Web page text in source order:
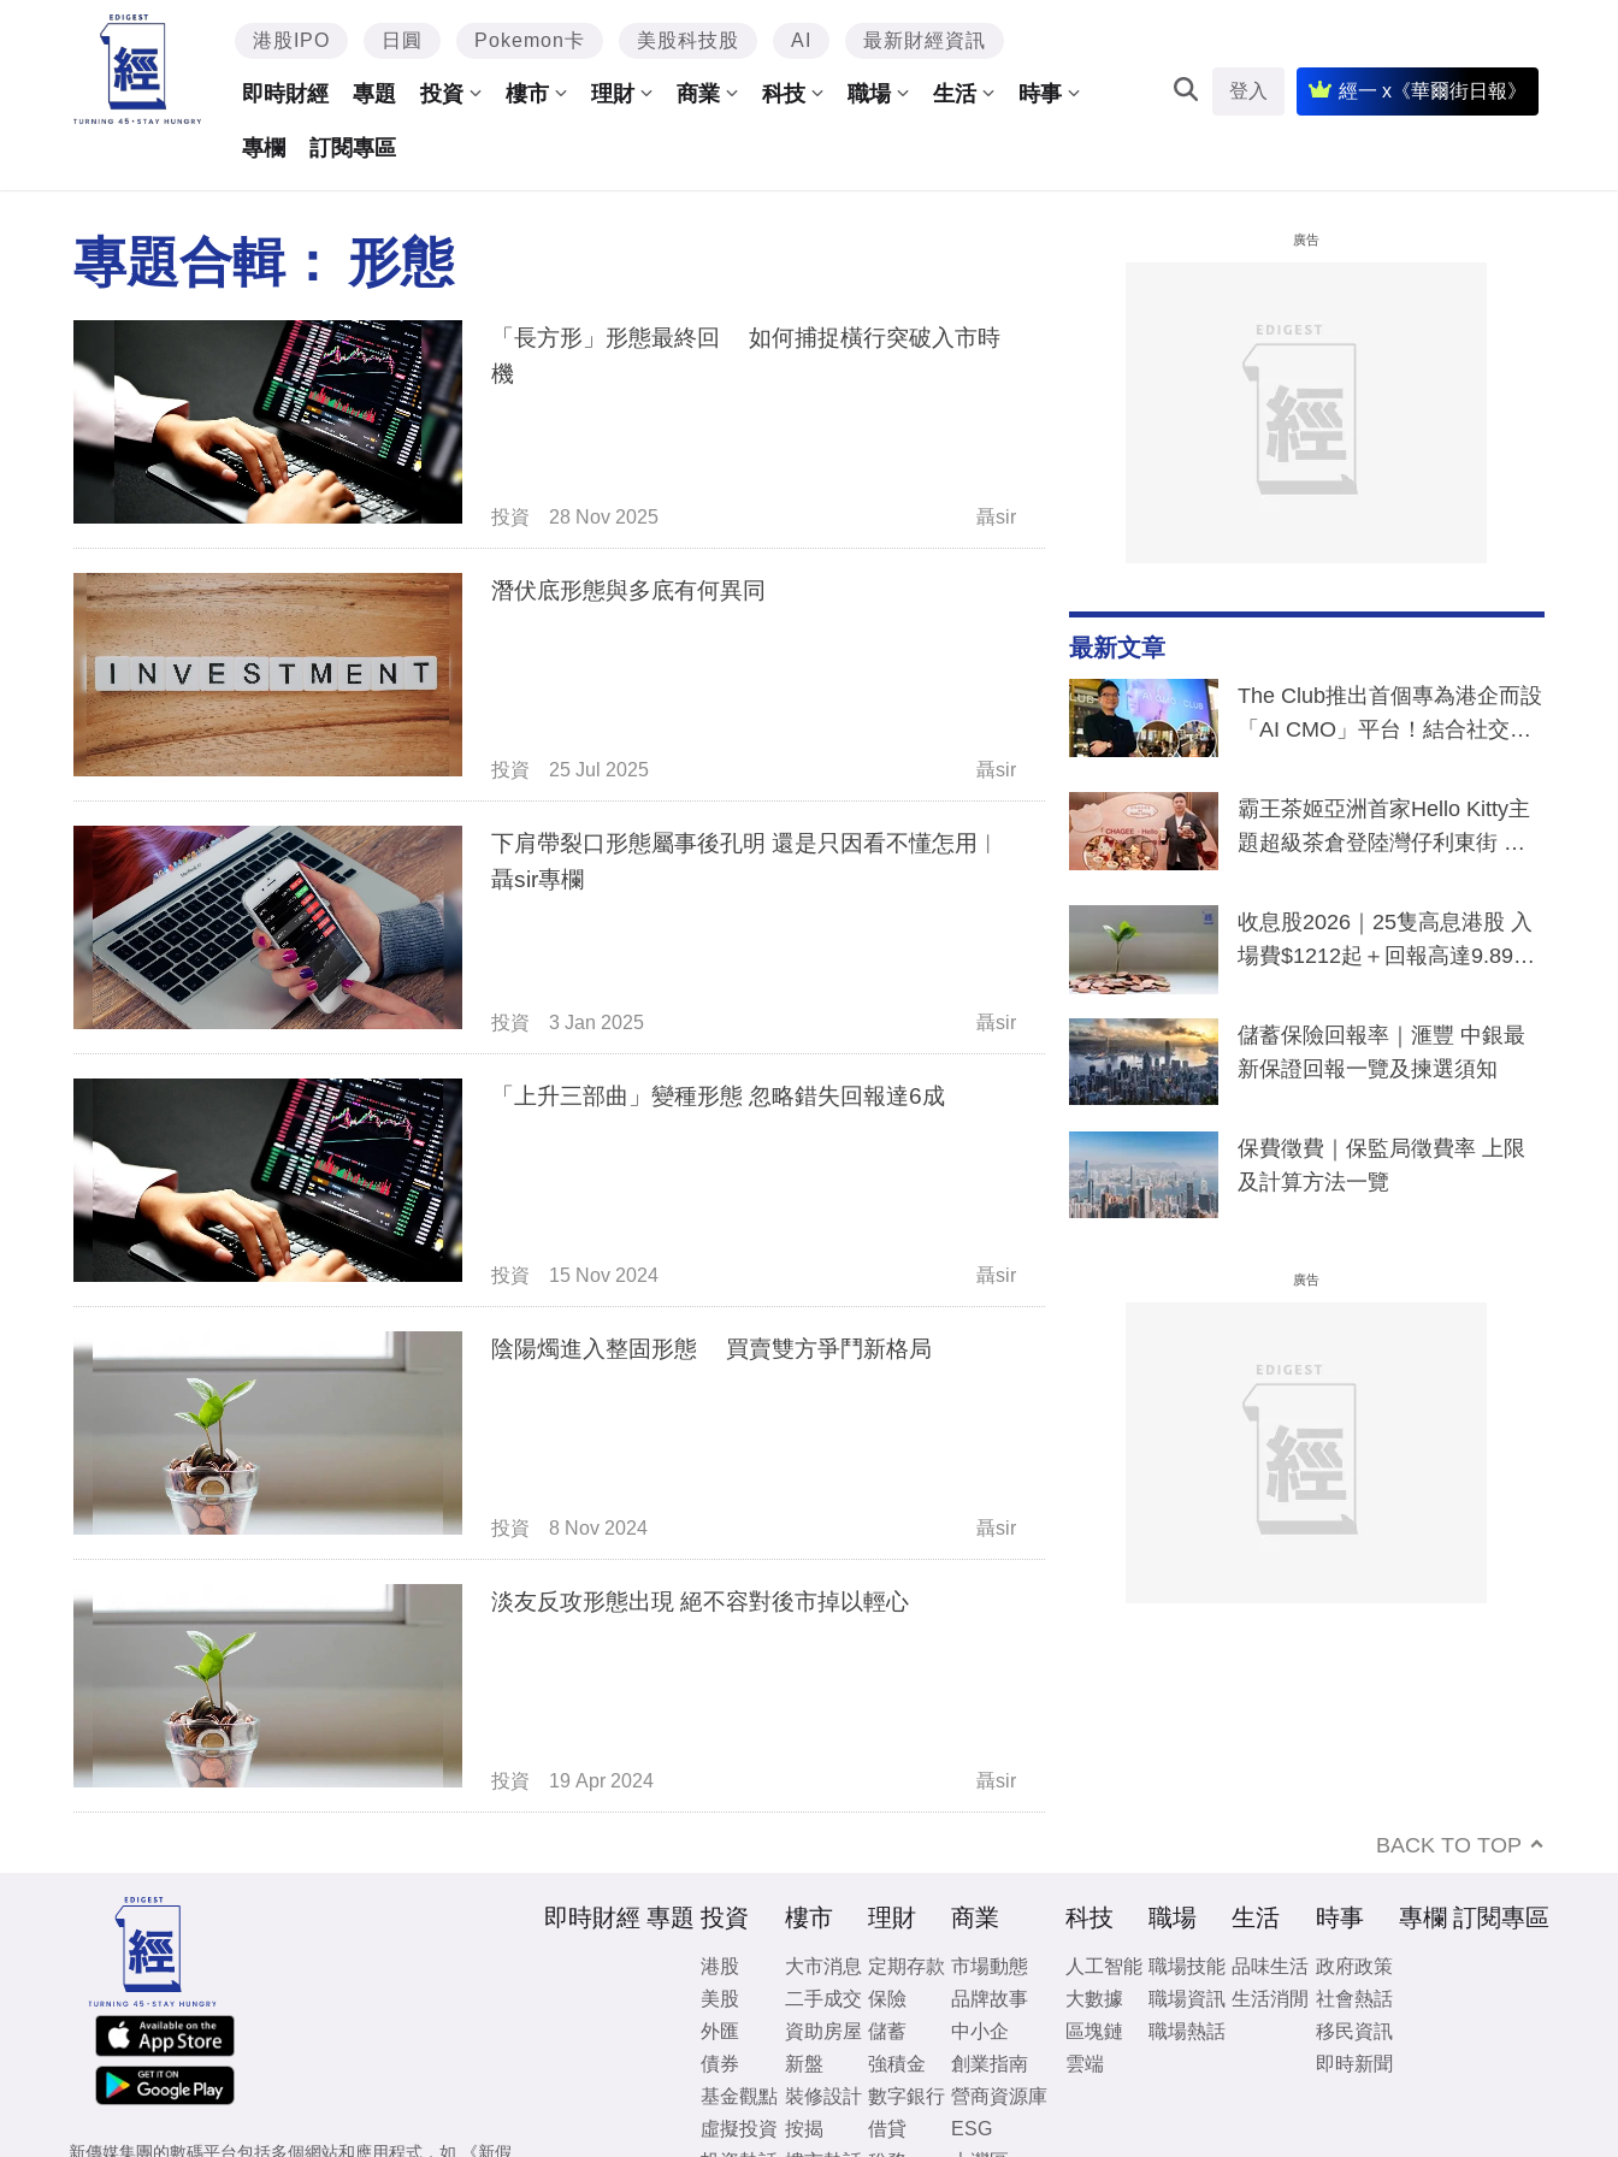
港股IPO 日圓 Pokemon卡 美股科技股 AI 最新財經資訊
即時財經 專題 投資 樓市 理財 商業 科技 職場 生活 時事
專欄 訂閱專區
登入 經一 x《華爾街日報》
專題合輯： 形態
「長方形」形態最終回 如何捕捉橫行突破入市時
機
投資 28 Nov 2025 聶sir
潛伏底形態與多底有何異同
投資 25 Jul 2025 聶sir
下肩帶裂口形態屬事後孔明 還是只因看不懂怎用︳
聶sir專欄
投資 3 Jan 2025 聶sir
「上升三部曲」變種形態 忽略錯失回報達6成
投資 15 Nov 2024 聶sir
陰陽燭進入整固形態 買賣雙方爭鬥新格局
投資 8 Nov 2024 聶sir
淡友反攻形態出現 絕不容對後市掉以輕心
投資 19 Apr 2024 聶sir
廣告
最新文章
The Club推出首個專為港企而設
「AI CMO」平台！結合社交聆
分鐘生成「貼地」宣傳短片
霸王茶姬亞洲首家Hello Kitty主
題超級茶倉登陸灣仔利東街 推
y及香港限定特調系列
收息股2026｜25隻高息港股 入
場費$1212起＋回報高達9.89
儲蓄保險回報率｜滙豐 中銀最
新保證回報一覽及揀選須知
保費徵費｜保監局徵費率 上限
及計算方法一覽
廣告
BACK TO TOP
新傳媒集團的數碼平台包括多個網站和應用程式，如 《新假
即時財經 專題 投資
港股
美股
外匯
債券
基金觀點
虛擬投資
樓市
大市消息
二手成交
資助房屋
新盤
裝修設計
按揭
理財
定期存款
保險
儲蓄
強積金
數字銀行
借貸
商業
市場動態
品牌故事
中小企
創業指南
營商資源庫
ESG
科技
人工智能
大數據
區塊鏈
雲端
職場
職場技能
職場資訊
職場熱話
生活
品味生活
生活消閒
時事
政府政策
社會熱話
移民資訊
即時新聞
專欄 訂閱專區